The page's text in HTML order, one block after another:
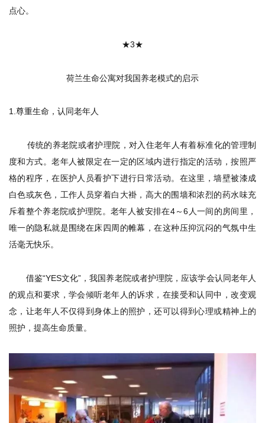
点心。
★3★
荷兰生命公寓对我国养老模式的启示
1.尊重生命，认同老年人
传统的养老院或者护理院，对入住老年人有着标准化的管理制
度和方式。老年人被限定在一定的区域内进行指定的活动，按照严
格的程序，在医护人员看护下进行日常活动。在这里，墙壁被漆成
白色或灰色，工作人员穿着白大褂，高大的围墙和浓烈的药水味充
斥着整个养老院或护理院。老年人被安排在4～6人一间的房间里，
唯一的隐私就是围绕在床四周的帷幕，在这种压抑沉闷的气氛中生
活毫无快乐。
借鉴“YES文化”，我国养老院或者护理院，应该学会认同老年人
的观点和要求，学会倾听老年人的诉求，在接受和认同中，改变观
念，让老年人不仅得到身体上的照护，还可以得到心理或精神上的
照护，提高生命质量。